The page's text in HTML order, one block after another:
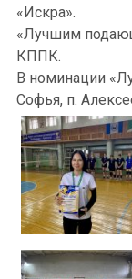
«Искра».
«Лучшим
КППК.
В номинации
Софья, п.